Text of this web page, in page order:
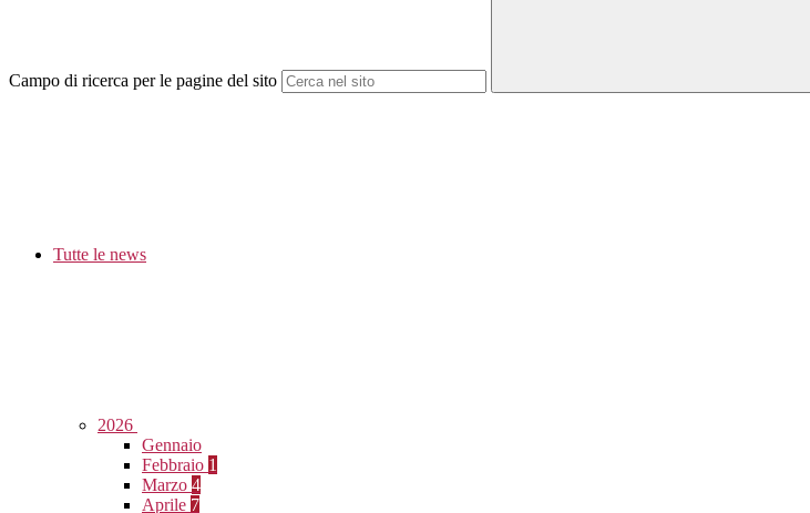
Campo di ricerca per le pagine del sito
Tutte le news
2026
Gennaio
Febbraio 1
Marzo 4
Aprile 7